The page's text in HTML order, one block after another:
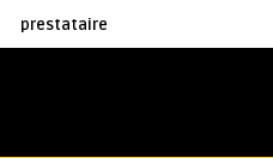
prestataire